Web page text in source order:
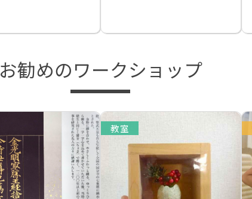
お勧めのワークショップ
教室